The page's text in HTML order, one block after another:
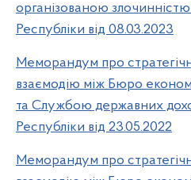
організованою злочинністю
Республіки від 08.03.2023
Меморандум про
взаємодію між Бюро
та Службою державних
Республіки від 23.05.2022
Меморандум про